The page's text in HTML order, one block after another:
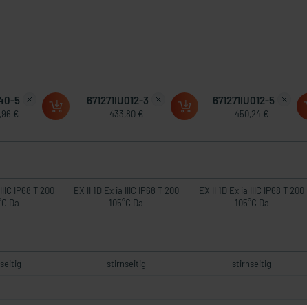
5
€
671271IU012-3
433,80 €
671271IU012-5
450,24 €
IP68 T 200
Da
EX II 1D Ex ia IIIC IP68 T 200
105°C Da
EX II 1D Ex ia IIIC IP68 T 200
105°C Da
stirnseitig stirnseitig
- - -